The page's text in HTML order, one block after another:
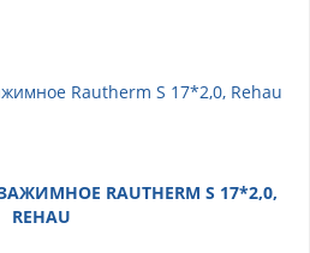
RAUTHERM S 17*2,0,
REHAU